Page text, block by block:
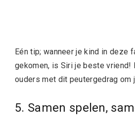
Eén tip; wanneer je kind in deze
gekomen, is Siri je beste vriend!
ouders met dit peutergedrag om
5. Samen spelen,